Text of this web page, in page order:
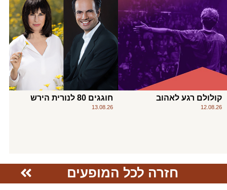
קולולם רגע לאהוב
12.08.26
חוגגים 80 לנורית הירש
13.08.26
חזרה לכל המופעים